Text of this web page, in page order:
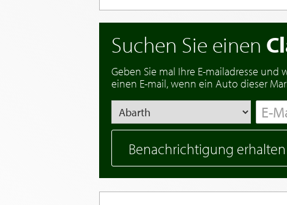
Suchen Sie einen
Geben Sie mal Ihre E-mailadresse und
einen E-mail, wenn ein Auto dieser
Benachrichtigung erhalten